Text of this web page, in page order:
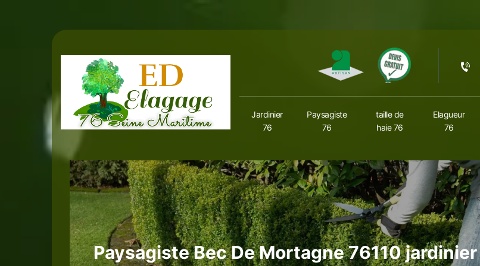
Jardinier
76
Paysagiste
76
taille de
haie 76
Elagueur
76
Paysagiste Bec De Mortagne 76110 jardinier